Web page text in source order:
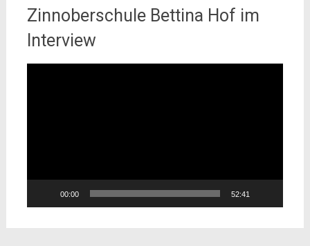
Zinnoberschule Bettina Hof im
Interview
00:00 52:41